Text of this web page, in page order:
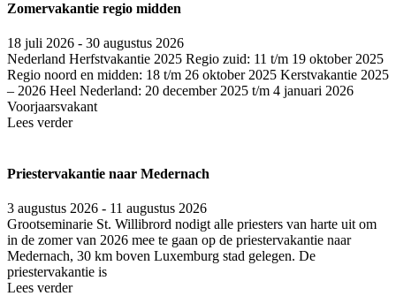
Zomervakantie regio midden
18 juli 2026 - 30 augustus 2026
Nederland Herfstvakantie 2025 Regio zuid: 11 t/m 19 oktober 2025
Regio noord en midden: 18 t/m 26 oktober 2025 Kerstvakantie 2025
– 2026 Heel Nederland: 20 december 2025 t/m 4 januari 2026
Voorjaarsvakant
Lees verder
Priestervakantie naar Medernach
3 augustus 2026 - 11 augustus 2026
Grootseminarie St. Willibrord nodigt alle priesters van harte uit om
in de zomer van 2026 mee te gaan op de priestervakantie naar
Medernach, 30 km boven Luxemburg stad gelegen. De
priestervakantie is
Lees verder